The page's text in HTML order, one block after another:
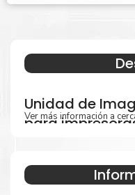
Unidad de
para
Especificaciones
Ver más información a